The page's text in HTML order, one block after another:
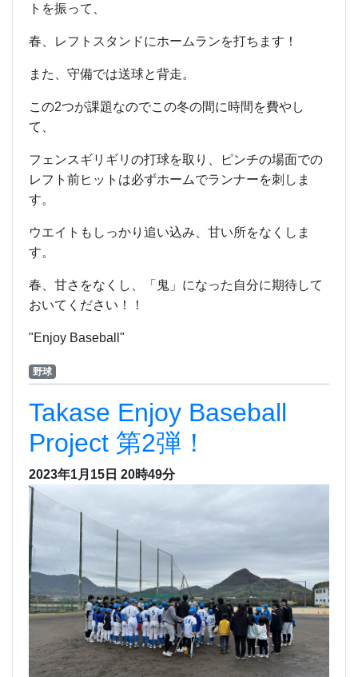
トを振って、
春、レフトスタンドにホームランを打ちます！
また、守備では送球と背走。
この2つが課題なのでこの冬の間に時間を費やし
て、
フェンスギリギリの打球を取り、ピンチの場面での
レフト前ヒットは必ずホームでランナーを刺しま
す。
ウエイトもしっかり追い込み、甘い所をなくしま
す。
春、甘さをなくし、「鬼」になった自分に期待して
おいてください！！
"Enjoy Baseball"
野球
Takase Enjoy Baseball
Project 第2弾！
2023年1月15日 20時49分